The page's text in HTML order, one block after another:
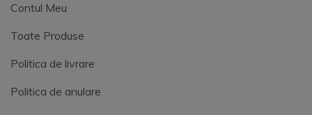
Contul Meu
Toate Produse
Politica de livrare
Politica de anulare